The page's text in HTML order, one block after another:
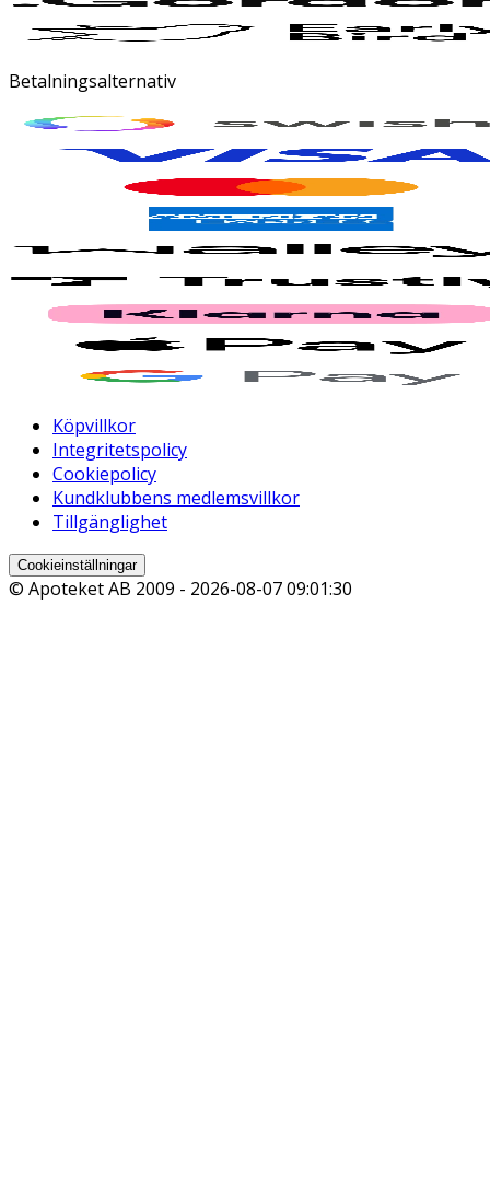
Betalningsalternativ
Köpvillkor
Integritetspolicy
Cookiepolicy
Kundklubbens medlemsvillkor
Tillgänglighet
Cookieinställningar
© Apoteket AB 2009 - 2026-08-07 09:01:30